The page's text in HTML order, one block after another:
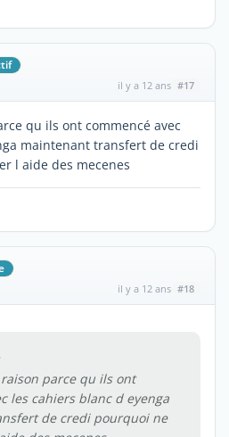
il y a 12 ans #17
qu ils ont commencé avec
maintenant transfert de credi
l aide des mecenes
il y a 12 ans #18
parce qu ils ont
les cahiers blanc d eyenga
de credi pourquoi ne